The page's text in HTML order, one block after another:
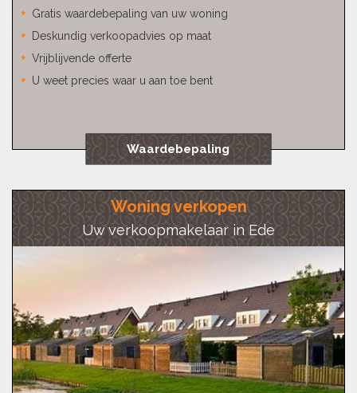
Gratis waardebepaling van uw woning
Deskundig verkoopadvies op maat
Vrijblijvende offerte
U weet precies waar u aan toe bent
Waardebepaling
Woning verkopen
Uw verkoopmakelaar in Ede